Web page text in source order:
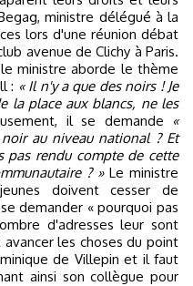
ministre délégué à la
lors d'une réunion débat
avenue de Clichy à Paris.
ministre aborde le thème
: « Il n'y a que des noirs ! Je
la place aux blancs, ne les
il se demande
«
au niveau national ? Et
pas rendu compte de cette
? »Le ministre
doivent cesser de
demander « pourquoi pas
d'adresses leur sont
les choses du point
de Villepin et il faut
ainsi son collègue pour